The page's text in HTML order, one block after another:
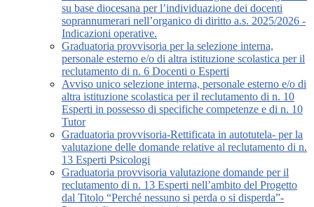
su base diocesana per l’individuazione dei docenti
soprannumerari nell’organico di diritto a.s. 2025/2026 -
Indicazioni operative.
Graduatoria provvisoria per la selezione interna,
personale esterno e/o di altra istituzione scolastica per il
reclutamento di n. 6 Docenti o Esperti
Avviso unico selezione interna, personale esterno e/o di
altra istituzione scolastica per il reclutamento di n. 10
Esperti in possesso di specifiche competenze e di n. 10
Tutor
Graduatoria provvisoria-Rettificata in autotutela- per la
valutazione delle domande relative al reclutamento di n.
13 Esperti Psicologi
Graduatoria provvisoria valutazione domande per il
reclutamento di n. 13 Esperti nell’ambito del Progetto
dal Titolo “Perché nessuno si perda o si disperda”-